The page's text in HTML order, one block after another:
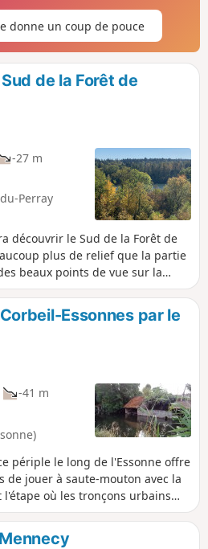
donne un coup de pouce
de la Forêt de
-27 m
Perray
découvrir le Sud de la Forêt de
plus de relief que la partie
beaux points de vue sur la
surpris par le Domaine
et le Gardien de la Forêt.
Essonnes par le
-41 m
périple le long de l'Essonne offre
de jouer à saute-mouton avec la
l'étape où les tronçons urbains
ville de Corbeil-Essonnes révèle
religieux, civil ou industriel.